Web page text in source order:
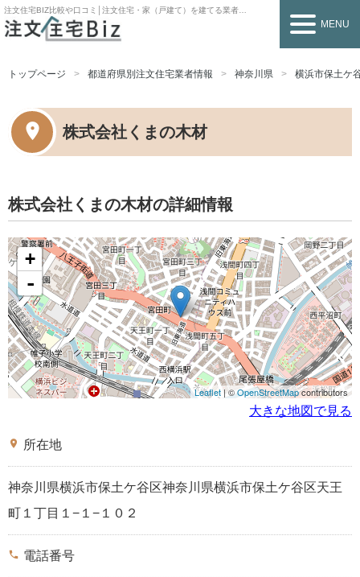
注文住宅BIZ比較や口コミ│注文住宅・家（戸建て）を建てる業者を探すなら
MENU
トップページ 都道府県別注文住宅業者情報 神奈川県 横浜市保土ケ
株式会社くまの木材
株式会社くまの木材の詳細情報
+
-
Leaflet| ©OpenStreetMapcontributors
大きな地図で見る
place 所在地
神奈川県横浜市保土ケ谷区神奈川県横浜市保土ケ谷区天王
町１丁目１−１−１０２
phone 電話番号